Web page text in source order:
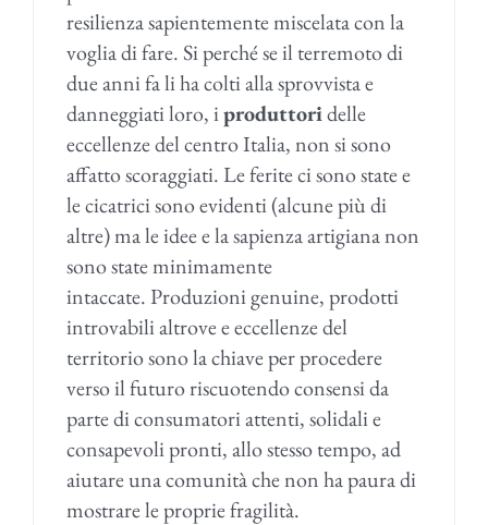
resilienza sapientemente miscelata con la
voglia di fare. Si perché se il terremoto di
due anni fa li ha colti alla sprovvista e
danneggiati loro, iproduttoridelle
eccellenze del centro Italia, non si sono
affatto scoraggiati. Le ferite ci sono state e
le cicatrici sono evidenti (alcune più di
altre) ma le idee e la sapienza artigiana non
sono state minimamente
intaccate. Produzioni genuine, prodotti
introvabili altrove e eccellenze del
territorio sono la chiave per procedere
verso il futuro riscuotendo consensi da
parte di consumatori attenti, solidali e
consapevoli pronti, allo stesso tempo, ad
aiutare una comunità che non ha paura di
mostrare le proprie fragilità.